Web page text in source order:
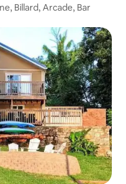
Billard, Arcade, Bar